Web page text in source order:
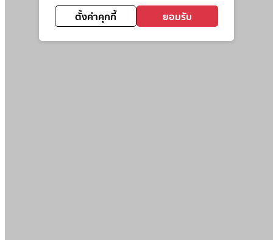
ตั้งค่าคุกกี้ ยอมรับ